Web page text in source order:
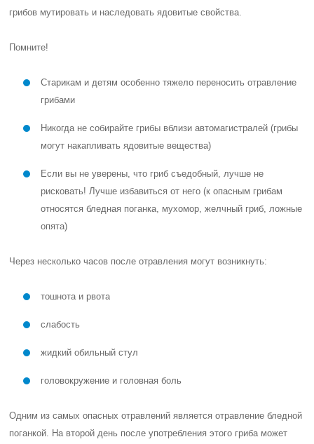
грибов мутировать и наследовать ядовитые свойства.
Помните!
Старикам и детям особенно тяжело переносить отравление
грибами
Никогда не собирайте грибы вблизи автомагистралей (грибы
могут накапливать ядовитые вещества)
Если вы не уверены, что гриб съедобный, лучше не
рисковать! Лучше избавиться от него (к опасным грибам
относятся бледная поганка, мухомор, желчный гриб, ложные
опята)
Через несколько часов после отравления могут возникнуть:
тошнота и рвота
слабость
жидкий обильный стул
головокружение и головная боль
Одним из самых опасных отравлений является отравление бледной
поганкой. На второй день после употребления этого гриба может